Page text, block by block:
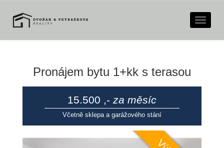
Pronájem bytu 1+kk s terasou
15.500 ,- za měsíc
Včetně sklepa a garážového stání